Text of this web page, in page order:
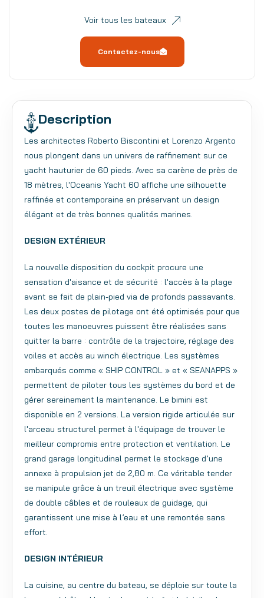
Voir tous les bateaux
Contactez-nous
Description
Les architectes Roberto Biscontini et Lorenzo Argento
nous plongent dans un univers de raffinement sur ce
yacht hauturier de 60 pieds. Avec sa carène de près de
18 mètres, l'Oceanis Yacht 60 affiche une silhouette
raffinée et contemporaine en préservant un design
élégant et de très bonnes qualités marines.
DESIGN EXTÉRIEUR
La nouvelle disposition du cockpit procure une
sensation d'aisance et de sécurité : l'accès à la plage
avant se fait de plain-pied via de profonds passavants.
Les deux postes de pilotage ont été optimisés pour que
toutes les manoeuvres puissent être réalisées sans
quitter la barre : contrôle de la trajectoire, réglage des
voiles et accès au winch électrique. Les systèmes
embarqués comme « SHIP CONTROL » et « SEANAPPS »
permettent de piloter tous les systèmes du bord et de
gérer sereinement la maintenance. Le bimini est
disponible en 2 versions. La version rigide articulée sur
l'arceau structurel permet à l'équipage de trouver le
meilleur compromis entre protection et ventilation. Le
grand garage longitudinal permet le stockage d’une
annexe à propulsion jet de 2,80 m. Ce véritable tender
se manipule grâce à un treuil électrique avec système
de double câbles et de rouleaux de guidage, qui
garantissent une mise à l’eau et une remontée sans
effort.
DESIGN INTÉRIEUR
La cuisine, au centre du bateau, se déploie sur toute la